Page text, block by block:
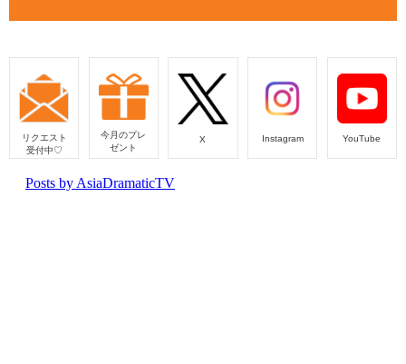
リクエスト
受付中♡
今月のプレ
ゼント
X Instagram YouTube